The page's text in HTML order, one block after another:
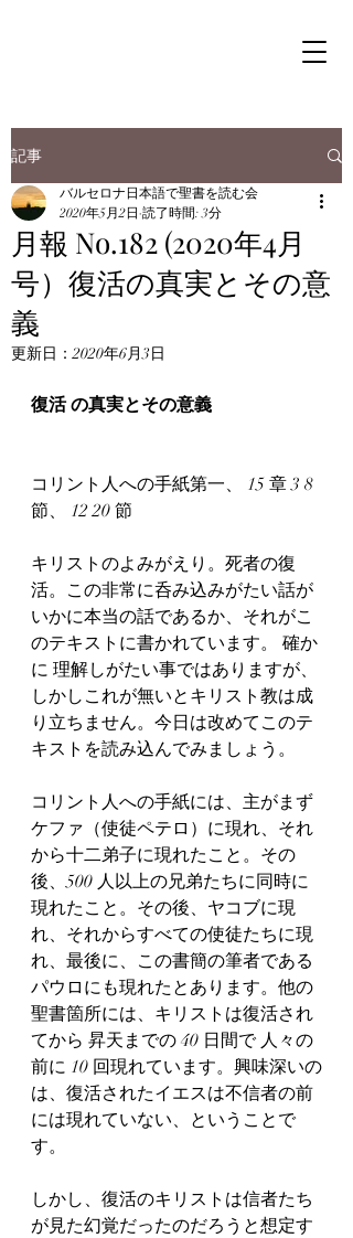
記事
月報 No.182 (2020年4月
号）復活の真実とその意
義
バルセロナ日本語で聖書を読む会
2020年5月2日 読了時間: 3分
更新日：2020年6月3日
復活 の真実とその意義
コリント人への手紙第一、 15 章 3 8
節、 12 20 節
キリストのよみがえり。死者の復
活。この非常に呑み込みがたい話が
いかに本当の話であるか、それがこ
のテキストに書かれています。 確か
に 理解しがたい事ではありますが、
しかしこれが無いとキリスト教は成
り立ちません。今日は改めてこのテ
キストを読み込んでみましょう。
コリント人への手紙には、主がまず
ケファ（使徒ペテロ）に現れ、それ
から十二弟子に現れたこと。その
後、500 人以上の兄弟たちに同時に
現れたこと。その後、ヤコブに現
れ、それからすべての使徒たちに現
れ、最後に、この書簡の筆者である
パウロにも現れたとあります。他の
聖書箇所には、キリストは復活され
てから 昇天までの 40 日間で 人々の
前に 10 回現れています。興味深いの
は、復活されたイエスは不信者の前
には現れていない、ということで
す。
しかし、復活のキリストは信者たち
が見た幻覚だったのだろうと想定す